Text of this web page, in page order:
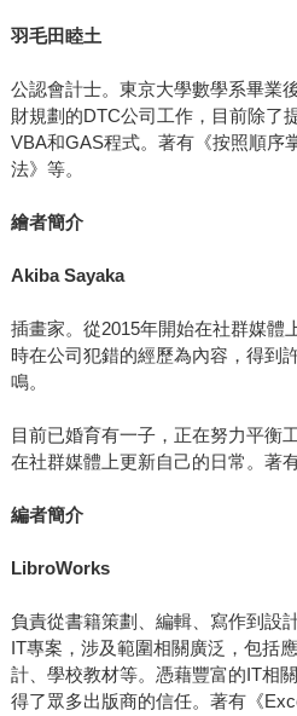
羽毛田睦土
公認會計士。東京大學數學系畢業
財規劃的DTC公司工作，目前除了
VBA和GAS程式。著有《按照順序
法》等。
繪者簡介
Akiba Sayaka
插畫家。從2015年開始在社群媒體
時在公司犯錯的經歷為內容，得到
鳴。
目前已婚育有一子，正在努力平衡
在社群媒體上更新自己的日常。著
編者簡介
LibroWorks
負責從書籍策劃、編輯、寫作到設
IT專案，涉及範圍相關廣泛，包括
計、學校教材等。憑藉豐富的IT相
得了眾多出版商的信任。著有《